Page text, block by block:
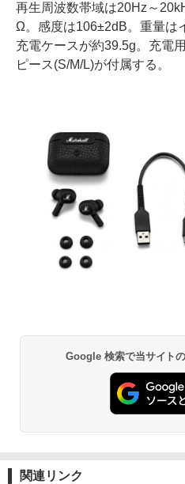
再生周波数帯域は20Hz～
Ω。感度は106±2dB。重量は
充電ケースが約39.5g。充電
ピース(S/M/L)が付属する。
Google 検索で当サイト
関連リンク